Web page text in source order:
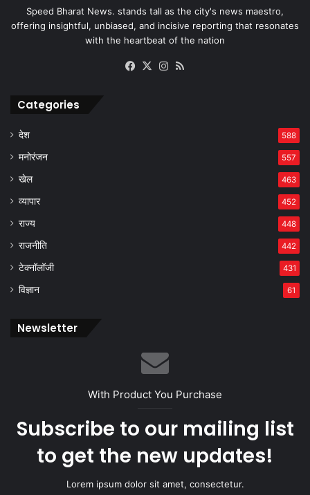
Speed Bharat News. stands tall as the city's news maestro,
offering insightful, unbiased, and incisive reporting that resonates
with the heartbeat of the nation
Facebook
X Instagram
Categories
देश 588
मनोरंजन 557
खेल 463
व्यापार 452
राज्य 448
राजनीति 442
टेक्नॉलॉजी 431
विज्ञान 61
Newsletter
With Product You Purchase
Subscribe to our mailing list
to get the new updates!
Lorem ipsum dolor sit amet, consectetur.